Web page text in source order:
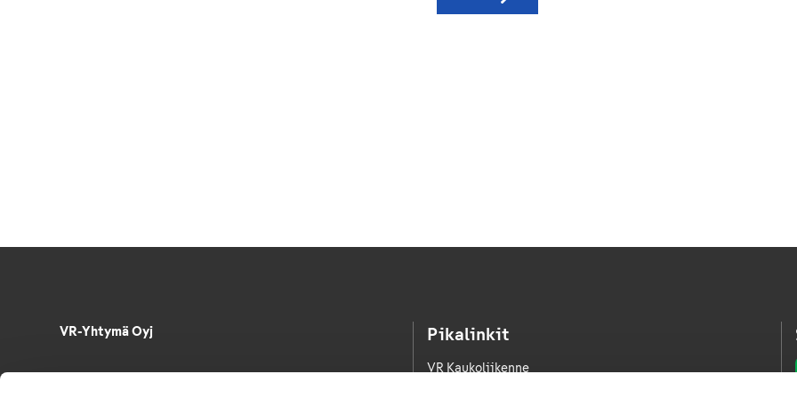
VR-Yhtymä Oyj Pikalinkit
VR Kaukoliikenne